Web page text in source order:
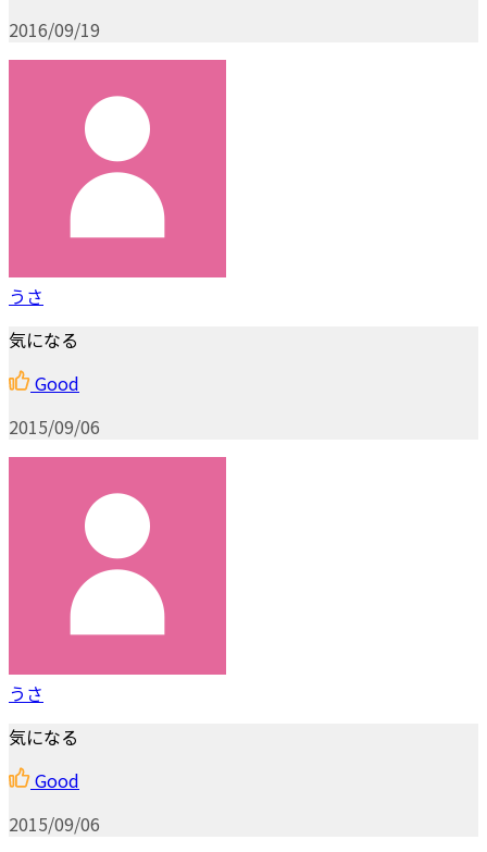
2016/09/19
うさ
気になる
Good
2015/09/06
うさ
気になる
Good
2015/09/06